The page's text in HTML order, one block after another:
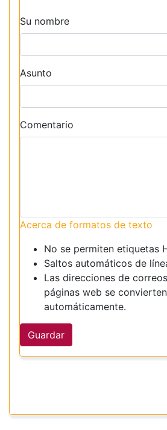
Su nombre
Asunto
Comentario
Acerca de formatos de texto
No se permiten etiquetas
Saltos automáticos de
Las direcciones de
páginas web se
automáticamente.
Guardar